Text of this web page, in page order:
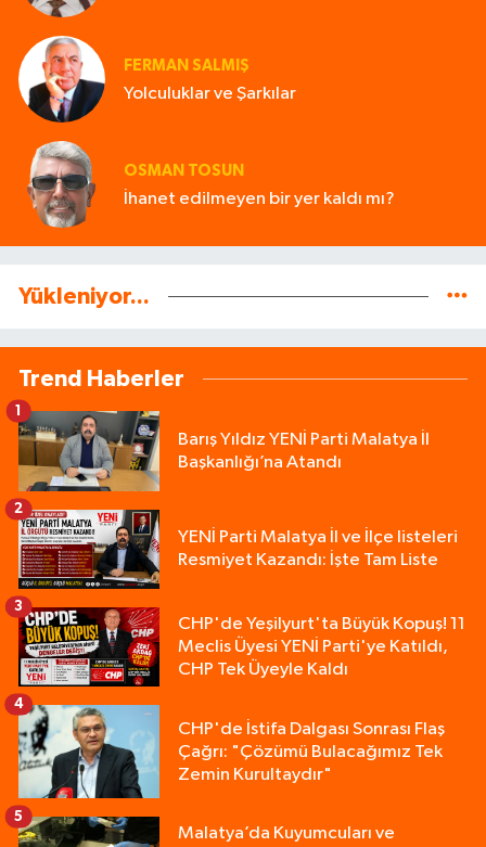
FERMAN SALMIŞ
Yolculuklar ve Şarkılar
OSMAN TOSUN
İhanet edilmeyen bir yer kaldı mı?
Yükleniyor...
Trend Haberler
Barış Yıldız YENİ Parti Malatya İl
Başkanlığı’na Atandı
1
YENİ Parti Malatya İl ve İlçe listeleri
Resmiyet Kazandı: İşte Tam Liste
2
CHP'de Yeşilyurt'ta Büyük Kopuş! 11
Meclis Üyesi YENİ Parti'ye Katıldı,
CHP Tek Üyeyle Kaldı
3
CHP'de İstifa Dalgası Sonrası Flaş
Çağrı: "Çözümü Bulacağımız Tek
Zemin Kurultaydır"
4
Malatya’da Kuyumcuları ve
5